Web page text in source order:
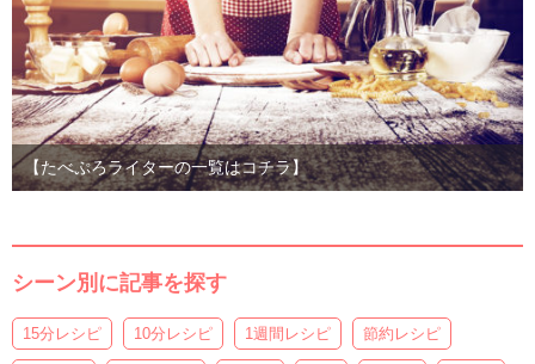
【たべぷろライターの一覧はコチラ】
シーン別に記事を探す
15分レシピ 10分レシピ 1週間レシピ 節約レシピ